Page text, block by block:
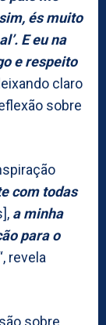
és muito
E eu na
e respeito
claro
sobre
com todas
a minha
para o
revela
sobre